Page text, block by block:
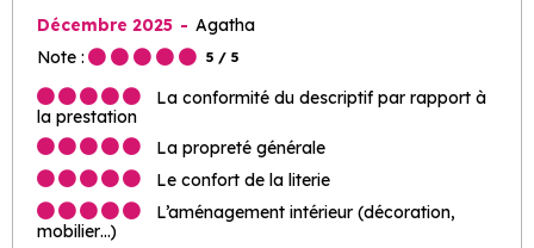
Décembre 2025
Agatha
Note :
5 / 5
La conformité du descriptif par rapport à
la prestation
La propreté générale
Le confort de la literie
L’aménagement intérieur (décoration,
mobilier…)